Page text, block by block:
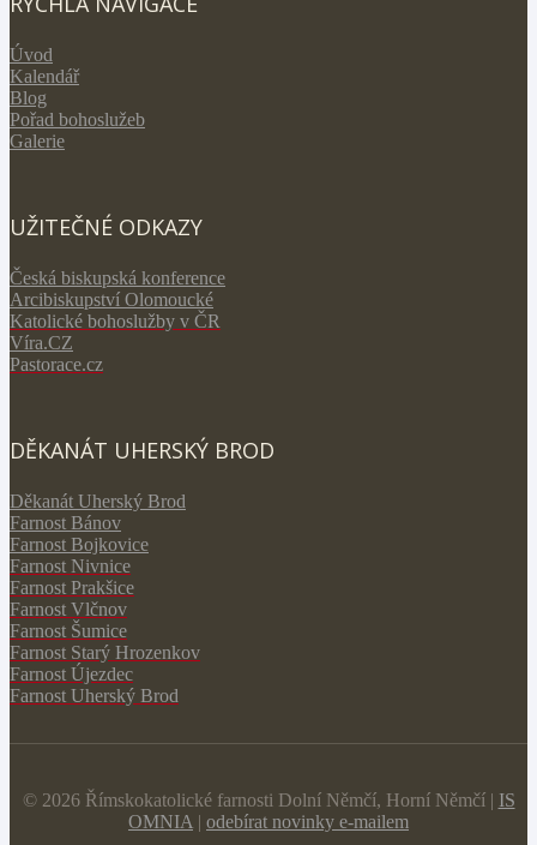
Úvod
Kalendář
Blog
Pořad bohoslužeb
Galerie
UŽITEČNÉ ODKAZY
Česká biskupská konference
Arcibiskupství Olomoucké
Katolické bohoslužby v ČR
Víra.CZ
Pastorace.cz
DĚKANÁT UHERSKÝ BROD
Děkanát Uherský Brod
Farnost Bánov
Farnost Bojkovice
Farnost Nivnice
Farnost Prakšice
Farnost Vlčnov
Farnost Šumice
Farnost Starý Hrozenkov
Farnost Újezdec
Farnost Uherský Brod
© 2026 Římskokatolické farnosti Dolní Němčí, Horní Němčí | IS
OMNIA | odebírat novinky e-mailem